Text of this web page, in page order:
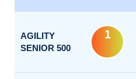
AGILITY
SENIOR 500
1